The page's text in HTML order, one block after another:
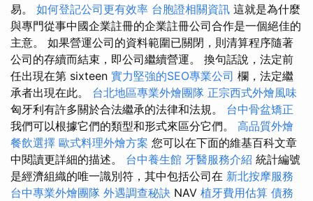
易。 如何登記公司更有效率 台胞證相關資訊 這就是為什麼
與專門從事中國企業註冊的企業註冊公司合作是一個絕佳的
主意。 如果營運公司的資料範圍已關閉，則清算程序隨著
公司的存續而結束，即公司繼續營運。 換句話說，法定前
任出現在第 sixteen 實力堅強的SEO專業公司 欄，法定繼
承者出現在此。 台北地區專業外燴團隊 正宗西式外燴風味
匈牙利有許多關於合法繼承的法律和法規。 台中骨盆矯正
我們可以根據它們的類型和形式來區分它們。 高品質外燴
餐飲選擇 歐式料理外燴方案 您可以在下面的維基百科文章
中閱讀更詳細的描述。 台中養生館 牙醫服務介紹 統計編號
是經濟組織的唯一識別符，其中包括公司在 新北按摩服務
台中專業外燴團隊 外遇調查秘訣 NAV 植牙費用估算 債務